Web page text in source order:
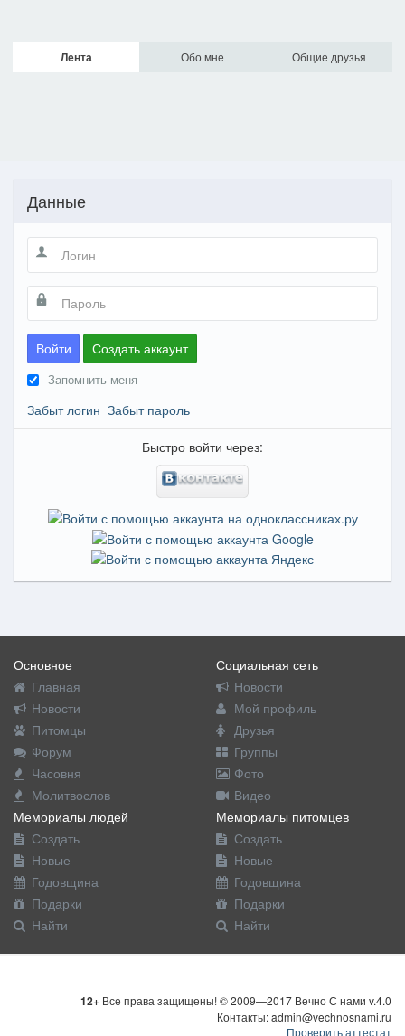
Лента Обо мне Общие друзья
Данные
Войти Создать аккаунт
Запомнить меня
Забыт логин Забыт пароль
Быстро войти через:
Основное
Главная
Новости
Питомцы
Форум
Часовня
Молитвослов
Социальная сеть
Новости
Мой профиль
Друзья
Группы
Фото
Видео
Мемориалы людей
Создать
Новые
Годовщина
Подарки
Найти
Мемориалы питомцев
Создать
Новые
Годовщина
Подарки
Найти
12+ Все права защищены! © 2009—2017 Вечно С нами v.4.0
Контакты: admin@vechnosnami.ru
Проверить аттестат